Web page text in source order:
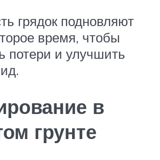
грядок подновляют
время, чтобы
потери и улучшить
в
грунте